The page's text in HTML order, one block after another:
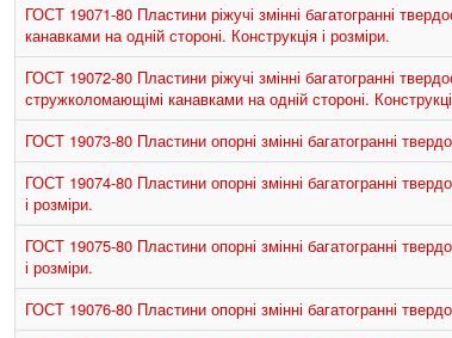
ГОСТ 19071-80 Пластини ріжучі змінні багатогранні
канавками на одній стороні. Конструкція і розміри.
ГОСТ 19072-80 Пластини ріжучі змінні багатогранні
стружколомающімі канавками на одній стороні.
ГОСТ 19073-80 Пластини опорні змінні багатогранні
ГОСТ 19074-80 Пластини опорні змінні багатогранні
і розміри.
ГОСТ 19075-80 Пластини опорні змінні багатогранні
і розміри.
ГОСТ 19076-80 Пластини опорні змінні багатогранні